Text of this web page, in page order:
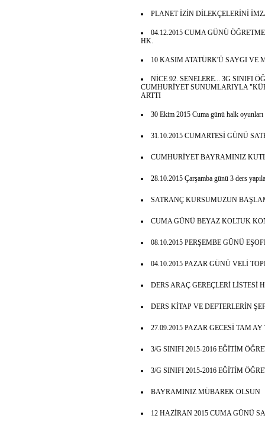
PLANET İZİN DİLEKÇELERİNİ
04.12.2015 CUMA GÜNÜ
HK.
10 KASIM ATATÜRK'Ü SAYGI VE
NİCE 92. SENELERE... 3G SINIFI
CUMHURİYET SUNUMLARIYLA
ARTTI
30 Ekim 2015 Cuma günü halk oyunları
31.10.2015 CUMARTESİ GÜNÜ
CUMHURİYET BAYRAMINIZ
28.10.2015 Çarşamba günü 3 ders
SATRANÇ KURSUMUZUN
CUMA GÜNÜ BEYAZ KOLTUK
08.10.2015 PERŞEMBE GÜNÜ
04.10.2015 PAZAR GÜNÜ VELİ
DERS ARAÇ GEREÇLERİ LİSTESİ
DERS KİTAP VE DEFTERLERİN
27.09.2015 PAZAR GECESİ TAM
3/G SINIFI 2015-2016 EĞİTİM
3/G SINIFI 2015-2016 EĞİTİM
BAYRAMINIZ MÜBAREK OLSUN
12 HAZİRAN 2015 CUMA GÜNÜ